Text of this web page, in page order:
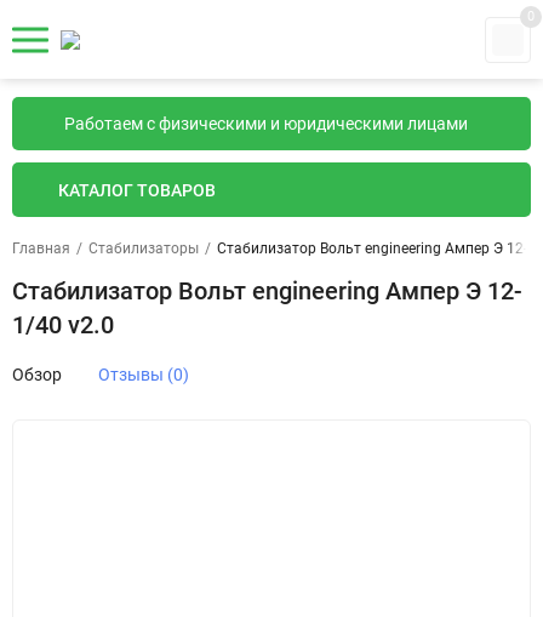
0
Работаем с физическими и юридическими лицами
КАТАЛОГ ТОВАРОВ
Главная / Стабилизаторы / Стабилизатор Вольт engineering Ампер Э 12-
Стабилизатор Вольт engineering Ампер Э 12-
1/40 v2.0
Обзор Отзывы (0)